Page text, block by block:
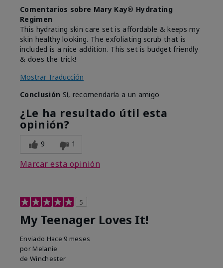
Comentarios sobre Mary Kay® Hydrating
Regimen
This hydrating skin care set is affordable & keeps my
skin healthy looking. The exfoliating scrub that is
included is a nice addition. This set is budget friendly
& does the trick!
Mostrar Traducción
Conclusión Sí, recomendaría a un amigo
¿Le ha resultado útil esta
opinión?
9 1
Marcar esta opinión
5
My Teenager Loves It!
Enviado Hace 9 meses
por Melanie
de Winchester